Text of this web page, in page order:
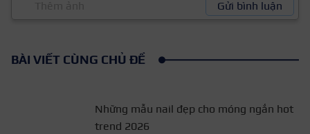
Gửi bình luận
BÀI VIẾT CÙNG CHỦ ĐỀ
Những mẫu nail đẹp cho móng ngắn hot
trend 2026